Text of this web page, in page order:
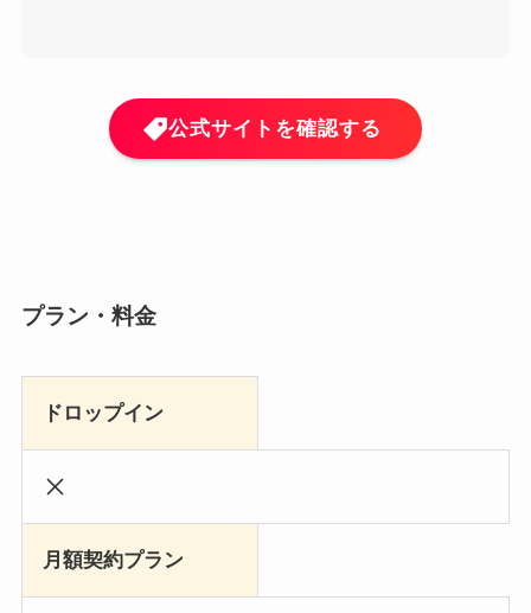
公式サイトを確認する
プラン・料金
ドロップイン
月額契約プラン